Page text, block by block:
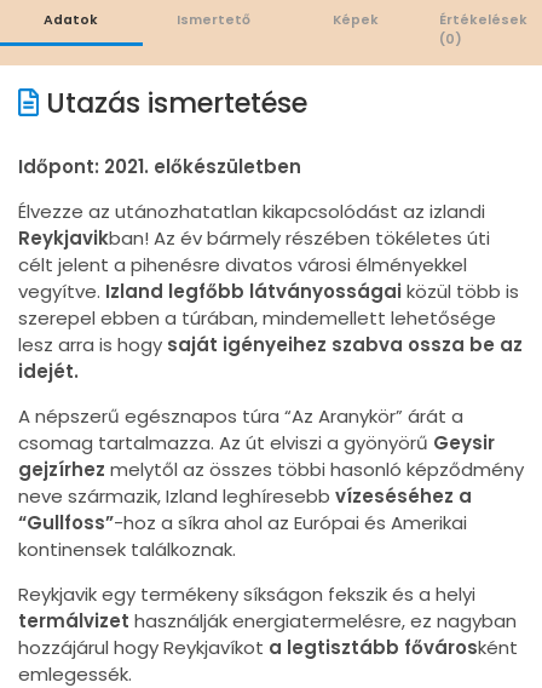
Adatok Ismertető Képek
Értékelések
(0)
Utazás ismertetése
Időpont: 2021. előkészületben
Élvezze az utánozhatatlan kikapcsolódást az izlandi
Reykjavikban! Az év bármely részében tökéletes úti
célt jelent a pihenésre divatos városi élményekkel
vegyítve. Izland legfőbb látványosságaiközül több is
szerepel ebben a túrában, mindemellett lehetősége
lesz arra is hogy saját igényeihez szabva ossza be az
idejét.
A népszerű egésznapos túra “Az Aranykör” árát a
csomag tartalmazza. Az út elviszi a gyönyörű Geysir
gejzírhez melytől az összes többi hasonló képződmény
neve származik, Izland leghíresebb vízeséséhez a
“Gullfoss”-hoz a síkra ahol az Európai és Amerikai
kontinensek találkoznak.
Reykjavik egy termékeny síkságon fekszik és a helyi
termálvizet használják energiatermelésre, ez nagyban
hozzájárul hogy Reykjavíkot a legtisztább fővárosként
emlegessék.